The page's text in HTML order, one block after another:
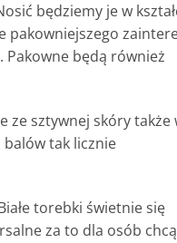
będziemy je w
pakowniejszego
będą również
ze sztywnej skóry także
tak licznie
torebki świetnie się
za to dla osób